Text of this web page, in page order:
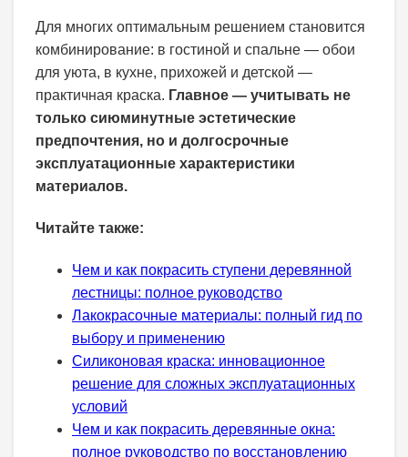
Для многих оптимальным решением становится
комбинирование: в гостиной и спальне — обои
для уюта, в кухне, прихожей и детской —
практичная краска. Главное — учитывать не
только сиюминутные эстетические
предпочтения, но и долгосрочные
эксплуатационные характеристики
материалов.
Читайте также:
Чем и как покрасить ступени деревянной
лестницы: полное руководство
Лакокрасочные материалы: полный гид по
выбору и применению
Силиконовая краска: инновационное
решение для сложных эксплуатационных
условий
Чем и как покрасить деревянные окна:
полное руководство по восстановлению